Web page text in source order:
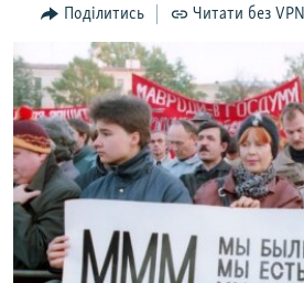
навігації
до
пошуку
БЛОГИ
ПОГЛЯД
ІНТЕРВ'Ю
ВСЕ ЗА ДЕНЬ
СПЕЦПРОЕКТИ
ДЕПОРТАЦІЯ
ВІДЕОУРОКИ «ELIFBE»
ЯК ОБІЙТИ БЛОКУВАННЯ
Русский
Поділитись Читати без VPN